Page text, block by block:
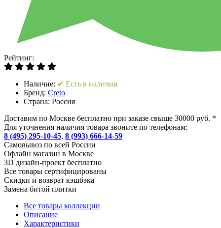
Рейтинг:
Наличие: ✔ Есть в наличии
Бренд: Creto
Страна: Россия
Доставим по Москве бесплатно при заказе свыше 30000 руб. *
Для уточнения наличия товара звоните по телефонам:
8 (495) 295-10-45, 8 (993) 666-14-59
Cамовывоз по всей России
Офлайн магазин в Москве
3D дизайн-проект бесплатно
Все товары сертифицированы
Скидки и возврат кэшбэка
Замена битой плитки
Все товары коллекции
Описание
Характеристики